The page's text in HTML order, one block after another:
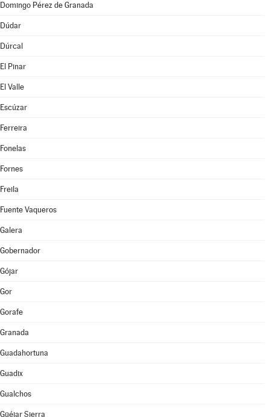
Domingo Pérez de Granada
Dúdar
Dúrcal
El Pinar
El Valle
Escúzar
Ferreira
Fonelas
Fornes
Freila
Fuente Vaqueros
Galera
Gobernador
Gójar
Gor
Gorafe
Granada
Guadahortuna
Guadix
Gualchos
Güéjar Sierra